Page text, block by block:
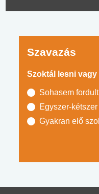
Szavazás
Szoktál lesni
Sohasem
Egyszer-
Gyakran elő